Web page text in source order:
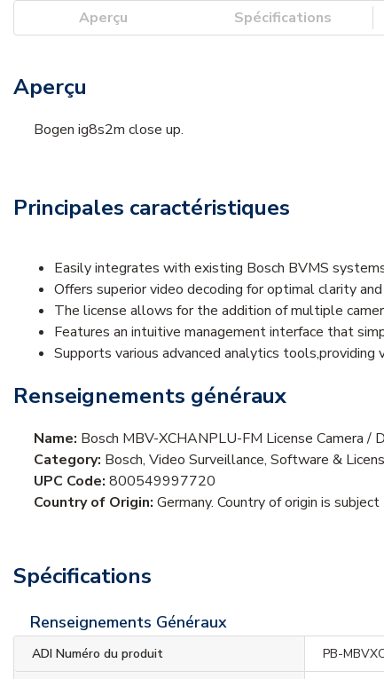
Aperçu Spécifications
Aperçu
Bogen ig8s2m close up.
Principales caractéristiques
Easily integrates with existing Bosch BVMS
Offers superior video decoding for optimal clarity
The license allows for the addition of multiple
Features an intuitive management interface that
Supports various advanced analytics
Renseignements généraux
Name: Bosch MBV-XCHANPLU-FM License Camera /
Category: Bosch, Video Surveillance, Software &
UPC Code: 800549997720
Country of Origin: Germany. Country of origin is subject
Spécifications
Renseignements Généraux
ADI Numéro du produit PB-